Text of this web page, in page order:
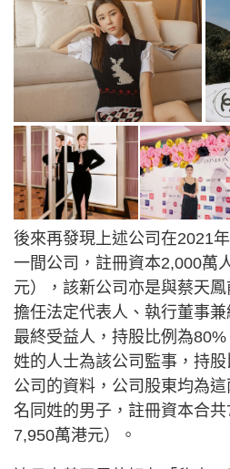
後來再發現上述公司在2021
一間公司，註冊資本2,000萬
元），該新公司亦是與蔡天
擔任法定代表人、執行董事
最終受益人，持股比例為
姓的人士為該公司監事，持
公司的資料，公司股東均為
名同姓的男子，註冊資本合
7,950萬港元）。